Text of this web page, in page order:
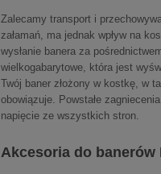
Zalecamy transport i
załamań, ma jednak wpływ na
wysłanie banera za
wielkogabarytowe, która jest
Twój baner złożony w kostkę, w
obowiązuje. Powstałe
napięcie ze wszystkich stron.
Akcesoria do banerów